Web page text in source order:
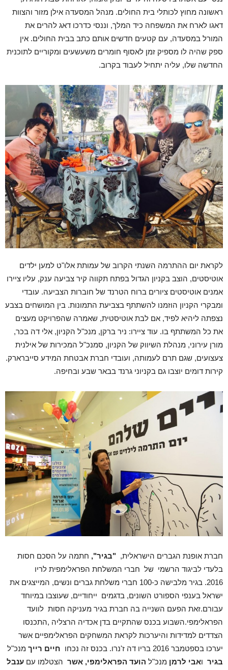
ראשונה מחוץ לכותלי בית החולים. מנהל המסעדה אילן מזור והצוות
דאגו לארח את המשפחה כיד המלך, וננסי כדרכו דאג להרים את
המורל במסעדה, עם קטעים חדשים אותם כתב בבית החולים. אין
ספק שהיה לו מספיק זמן לאסוף חומרים משעשעים ומקוריים לתוכנית
החדשה שלו, עליה יתחיל לעבוד בקרוב.
לקראת יום ההתרמה השנתי הקרוב של עמותת אלו"ט למען ילדים
אוטיסטים, הוצב בקניון הגדול בפתח תקווה קיר צביעה ענק, עליו ציירו
אמנים אוטיסטים ציורים ברוח הטרנד של חוברות הצביעה. עובדי
ומבקרי הקניון הוזמנו להשתתף בצביעת התמונות. בין המושחים בצבע
נצפתה ליהיא לפיד, אם לבת אוטיסטית, שאמרה שהפרויקט מעצים
את כל המשתתף בו. עוד ציירו: ניר ברקן, מנכ"ל הקניון, אלי דה בכר,
מורן עירוני, מנהלת השיווק של הקניון, סמנכ"ל המכירות של אילנית
צעצועים, שגם תרם לעמותה, ועובדי חברת אבטחת המידע סייברארק.
קירות דומים יוצבו גם בקניוני גרנד בבאר שבע ובחיפה.
חברת אופנת הגברים הישראלית, "בגיר", חתמה על הסכם חסות
בלעדי לביגוד הרשמי של חברי המשלחת הפראלימפית לריו
2016. בגיר מלבישה כ-100 חברי משלחת גברים ונשים, המייצגים את
ישראל בענפי הספורט השונים, בדגמים ייחודיים, שעוצבו במיוחד
עבורם.זאת הפעם השנייה בה חברת בגיר מעניקה חסות לוועד
הפראלימפי.השבוע בכנס שהתקיים בדן אכדיה הרצליה ,התכנסו
הצדדים למדידות והיערכות לקראת המשחקים הפראלימפיים אשר
יערכו בספטמבר 2016 בריו דה ז'נרו. בכנס זה נכחו
חיים רייך מנכ"ל
בגיר ואבי לרמן מנכ"ל הועד הפראלימפי, אשר הצטלמו עם ענבל